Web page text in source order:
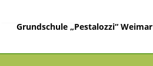
Grundschule „Pestalozzi“ Weimar